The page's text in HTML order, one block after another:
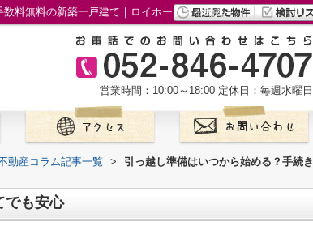
料無料の新築一戸建て｜ロイホームズ不動産
営業時間：10:00～18:00 定休日：毎週水曜日
動産コラム記事一覧 >
引っ越し準備はいつから始める？手続き
でも安心